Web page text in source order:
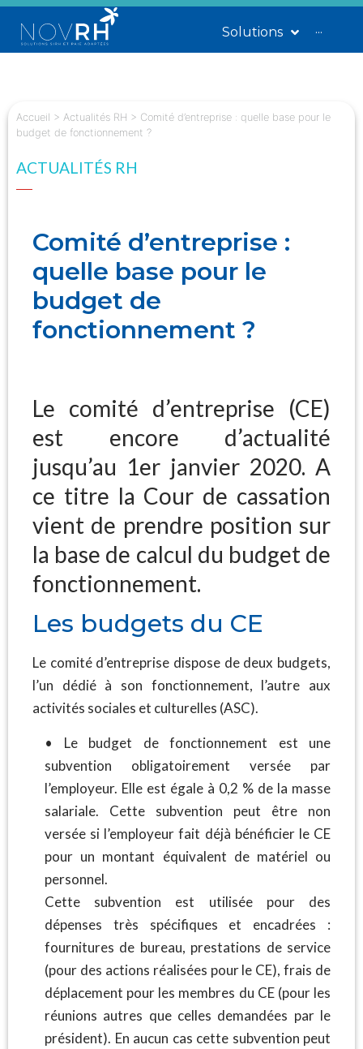
Solutions ···
Accueil > Actualités RH > Comité d’entreprise : quelle base pour le
budget de fonctionnement ?
ACTUALITÉS RH
Comité d’entreprise :
quelle base pour le
budget de
fonctionnement ?
Le comité d’entreprise (CE)
est encore d’actualité
jusqu’au 1er janvier 2020. A
ce titre la Cour de cassation
vient de prendre position sur
la base de calcul du budget de
fonctionnement.
Les budgets du CE
Le comité d’entreprise dispose de deux budgets,
l’un dédié à son fonctionnement, l’autre aux
activités sociales et culturelles (ASC).
• Le budget de fonctionnement est une
subvention obligatoirement versée par
l’employeur. Elle est égale à 0,2 % de la masse
salariale. Cette subvention peut être non
versée si l’employeur fait déjà bénéficier le CE
pour un montant équivalent de matériel ou
personnel.
Cette subvention est utilisée pour des
dépenses très spécifiques et encadrées :
fournitures de bureau, prestations de service
(pour des actions réalisées pour le CE), frais de
déplacement pour les membres du CE (pour les
réunions autres que celles demandées par le
président). En aucun cas cette subvention peut